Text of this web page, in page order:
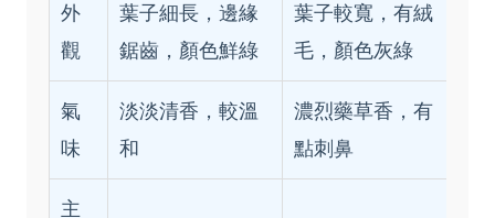
外
觀
葉子細長，邊緣
鋸齒，顏色鮮綠
葉子較寬，有絨
毛，顏色灰綠
氣
味
淡淡清香，較溫
和
濃烈藥草香，有
點刺鼻
主